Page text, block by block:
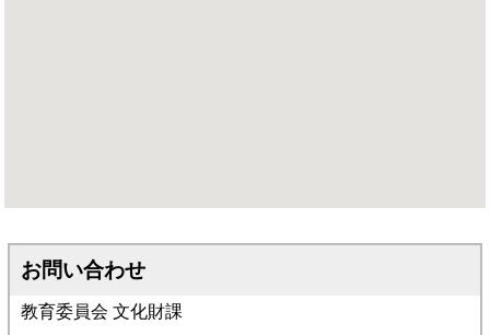
お問い合わせ
教育委員会 文化財課